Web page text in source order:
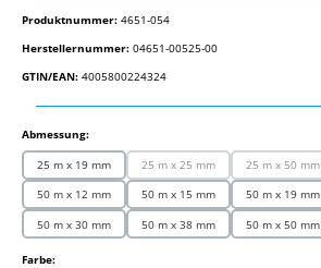
Produktnummer: 4651-054
Herstellernummer: 04651-00525-00
GTIN/EAN: 4005800224324
Abmessung:auswählen
25 m x 19 mm 25 m x 25 mm
(Diese Option ist zurzeit nicht
25 m x 50 mm
(Diese
50 m x 12 mm
50 m x 15 mm 50 m x 19 mm
50 m x 30 mm
50 m x 38 mm 50 m x 50 mm
Farbe:auswählen